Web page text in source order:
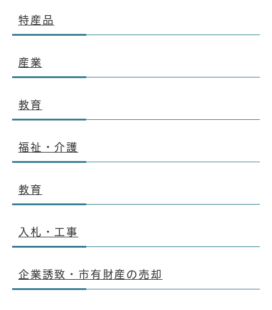
特産品
産業
教育
福祉・介護
教育
入札・工事
企業誘致・市有財産の売却